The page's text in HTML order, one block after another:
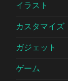
イラスト
カスタマイズ
ガジェット
ゲーム